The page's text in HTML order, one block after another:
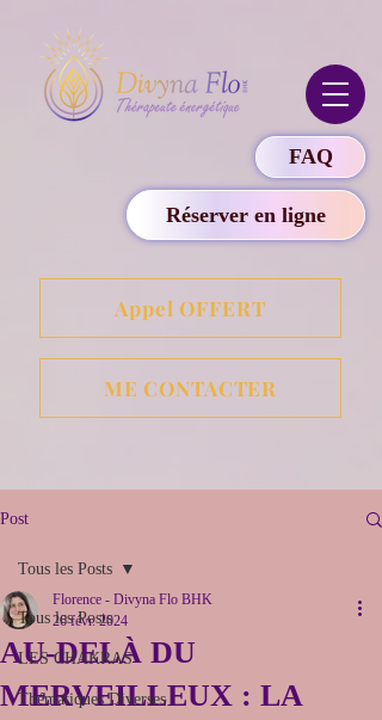
Appel OFFERT
ME CONTACTER
FAQ
Réserver en ligne
Post
Tous les Posts
LES CHAKRAS
Thématiques Diverses
Tous les Posts
AU-DELÀ DU
MERVEILLEUX : LA
Florence - Divyna Flo BHK
26 févr. 2024